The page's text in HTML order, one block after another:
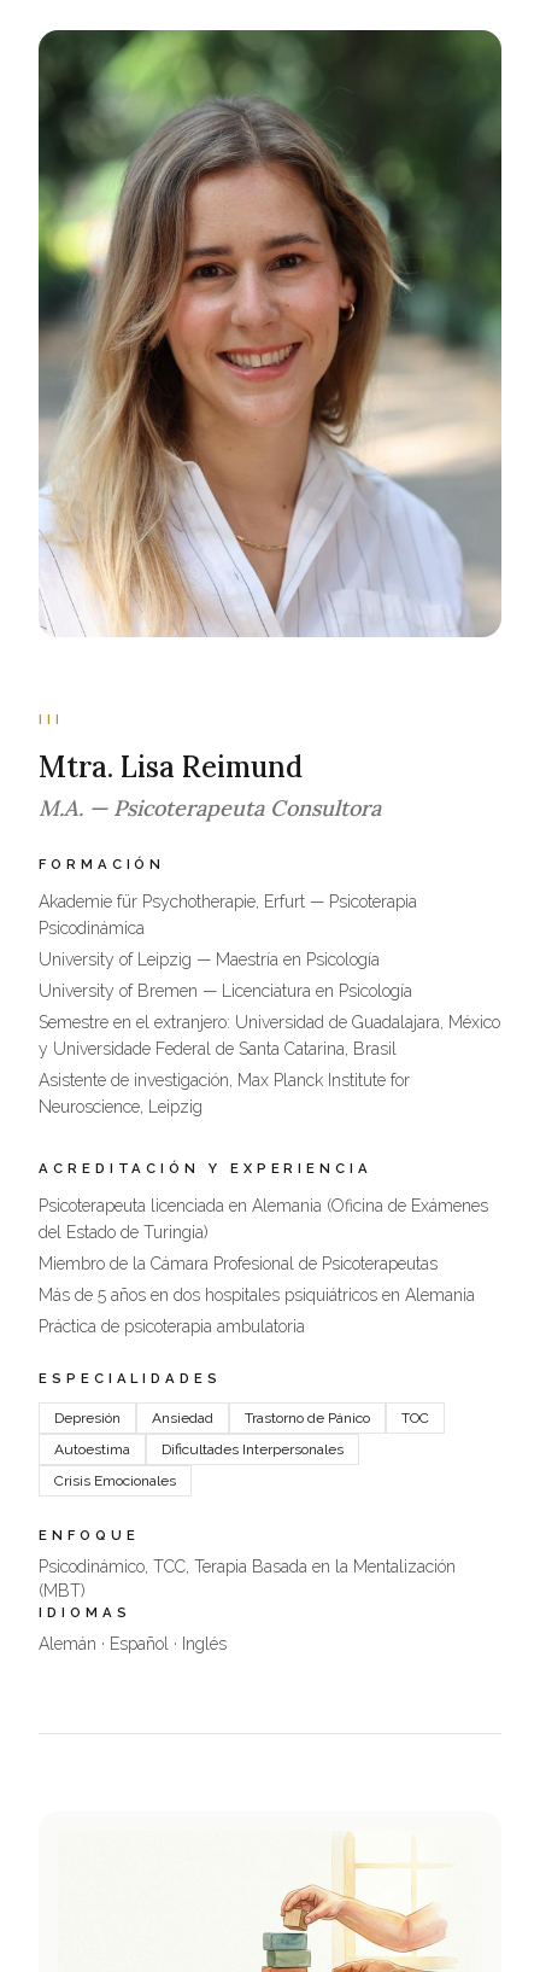
III
Mtra. Lisa Reimund
M.A. — Psicoterapeuta Consultora
FORMACIÓN
Akademie für Psychotherapie, Erfurt — Psicoterapia
Psicodinámica
University of Leipzig — Maestría en Psicología
University of Bremen — Licenciatura en Psicología
Semestre en el extranjero: Universidad de Guadalajara, México
y Universidade Federal de Santa Catarina, Brasil
Asistente de investigación, Max Planck Institute for
Neuroscience, Leipzig
ACREDITACIÓN Y EXPERIENCIA
Psicoterapeuta licenciada en Alemania (Oficina de Exámenes
del Estado de Turingia)
Miembro de la Cámara Profesional de Psicoterapeutas
Más de 5 años en dos hospitales psiquiátricos en Alemania
Práctica de psicoterapia ambulatoria
ESPECIALIDADES
Depresión Ansiedad Trastorno de Pánico
TOC
Autoestima
Dificultades Interpersonales
Crisis Emocionales
ENFOQUE
Psicodinámico, TCC, Terapia Basada en la Mentalización
(MBT)
IDIOMAS
Alemán · Español · Inglés